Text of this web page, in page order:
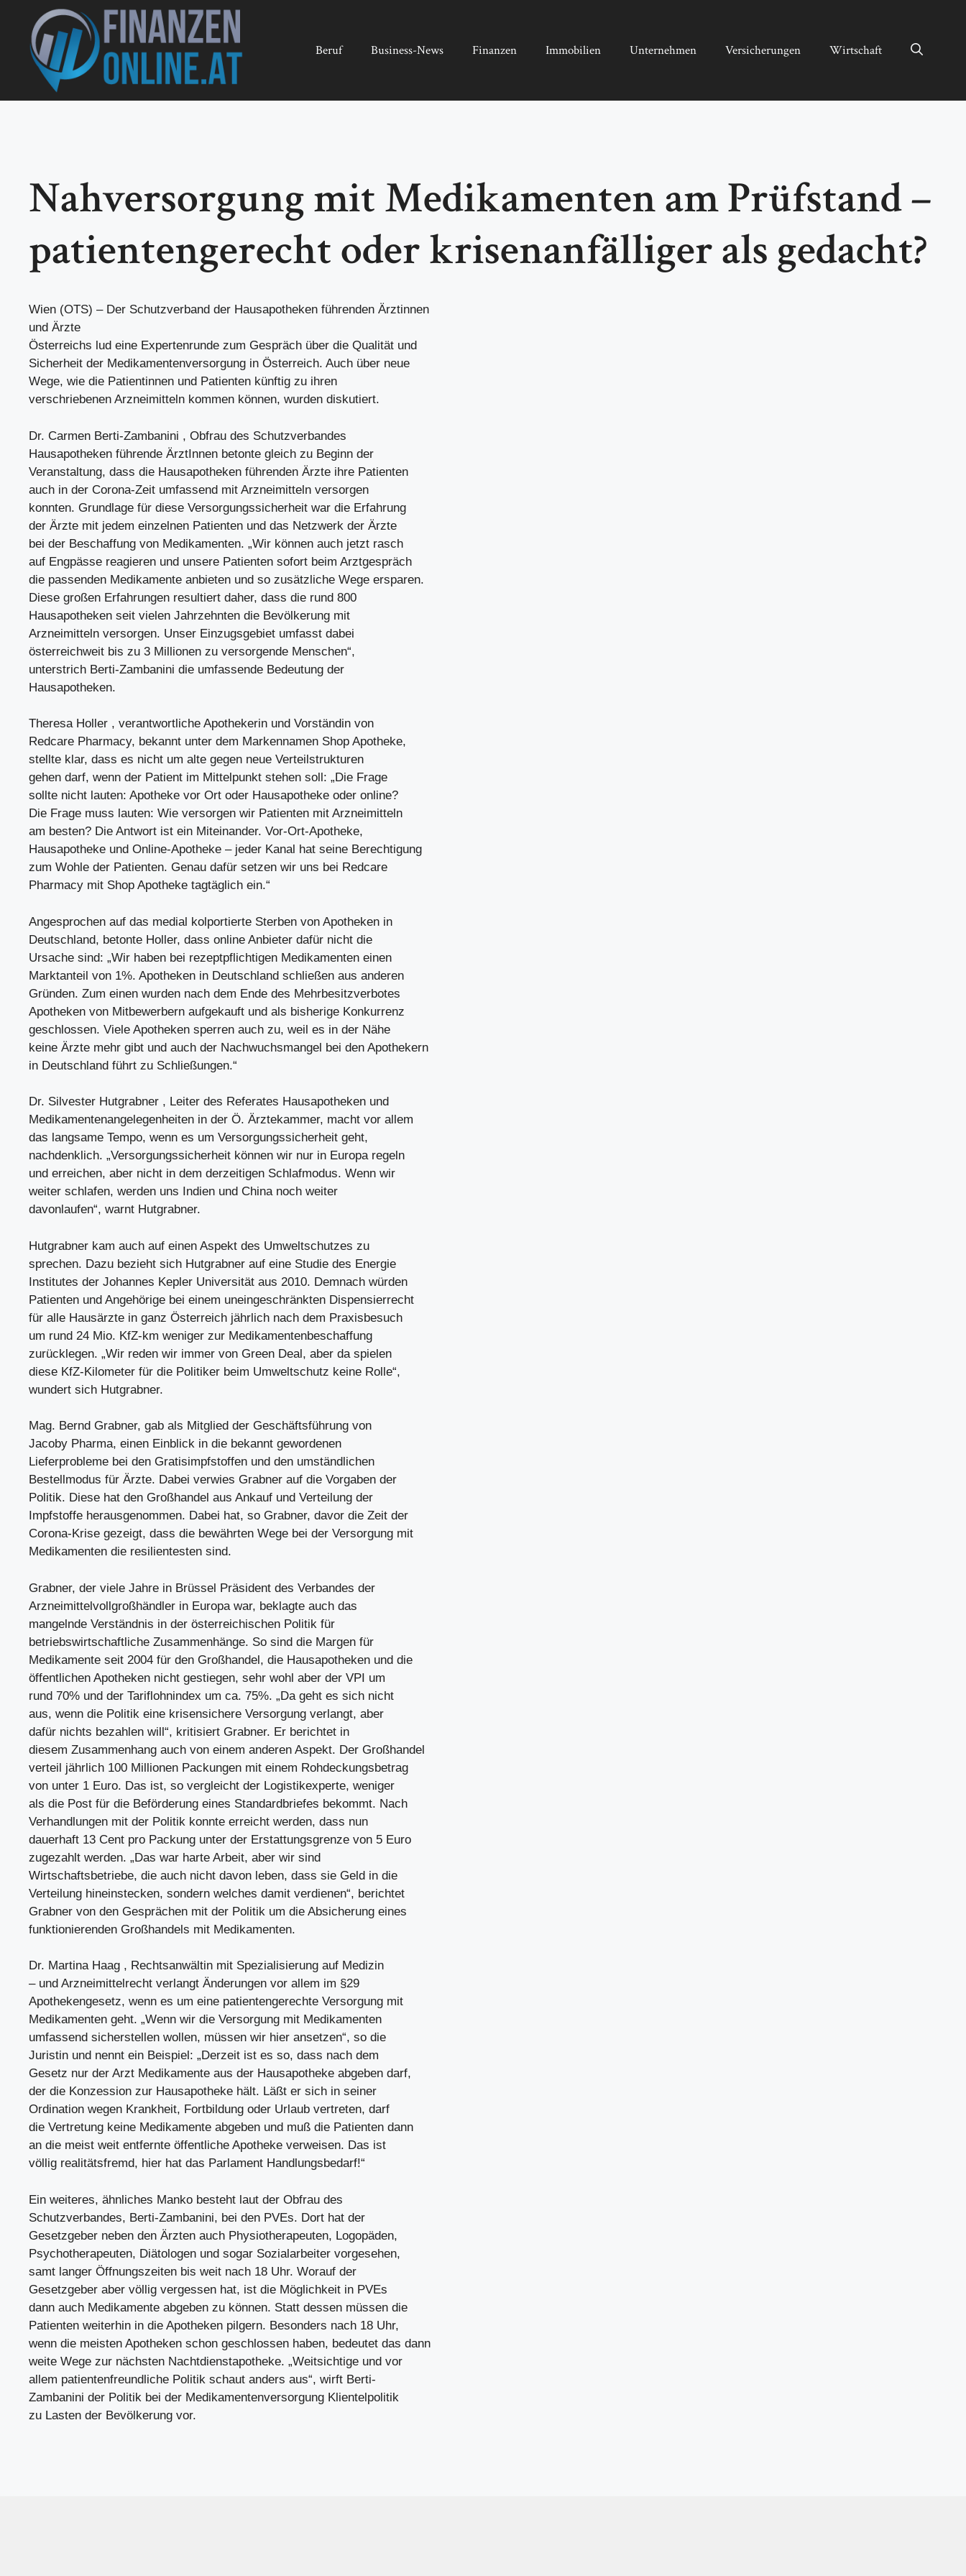
springen
Beruf Business-News Finanzen Immobilien Unternehmen Versicherungen Wirtschaft
Nahversorgung mit Medikamenten am Prüfstand –
patientengerecht oder krisenanfälliger als gedacht?
Wien (OTS) – Der Schutzverband der Hausapotheken führenden Ärztinnen
und Ärzte
Österreichs lud eine Expertenrunde zum Gespräch über die Qualität und
Sicherheit der Medikamentenversorgung in Österreich. Auch über neue
Wege, wie die Patientinnen und Patienten künftig zu ihren
verschriebenen Arzneimitteln kommen können, wurden diskutiert.
Dr. Carmen Berti-Zambanini , Obfrau des Schutzverbandes
Hausapotheken führende ÄrztInnen betonte gleich zu Beginn der
Veranstaltung, dass die Hausapotheken führenden Ärzte ihre Patienten
auch in der Corona-Zeit umfassend mit Arzneimitteln versorgen
konnten. Grundlage für diese Versorgungssicherheit war die Erfahrung
der Ärzte mit jedem einzelnen Patienten und das Netzwerk der Ärzte
bei der Beschaffung von Medikamenten. „Wir können auch jetzt rasch
auf Engpässe reagieren und unsere Patienten sofort beim Arztgespräch
die passenden Medikamente anbieten und so zusätzliche Wege ersparen.
Diese großen Erfahrungen resultiert daher, dass die rund 800
Hausapotheken seit vielen Jahrzehnten die Bevölkerung mit
Arzneimitteln versorgen. Unser Einzugsgebiet umfasst dabei
österreichweit bis zu 3 Millionen zu versorgende Menschen“,
unterstrich Berti-Zambanini die umfassende Bedeutung der
Hausapotheken.
Theresa Holler , verantwortliche Apothekerin und Vorständin von
Redcare Pharmacy, bekannt unter dem Markennamen Shop Apotheke,
stellte klar, dass es nicht um alte gegen neue Verteilstrukturen
gehen darf, wenn der Patient im Mittelpunkt stehen soll: „Die Frage
sollte nicht lauten: Apotheke vor Ort oder Hausapotheke oder online?
Die Frage muss lauten: Wie versorgen wir Patienten mit Arzneimitteln
am besten? Die Antwort ist ein Miteinander. Vor-Ort-Apotheke,
Hausapotheke und Online-Apotheke – jeder Kanal hat seine Berechtigung
zum Wohle der Patienten. Genau dafür setzen wir uns bei Redcare
Pharmacy mit Shop Apotheke tagtäglich ein.“
Angesprochen auf das medial kolportierte Sterben von Apotheken in
Deutschland, betonte Holler, dass online Anbieter dafür nicht die
Ursache sind: „Wir haben bei rezeptpflichtigen Medikamenten einen
Marktanteil von 1%. Apotheken in Deutschland schließen aus anderen
Gründen. Zum einen wurden nach dem Ende des Mehrbesitzverbotes
Apotheken von Mitbewerbern aufgekauft und als bisherige Konkurrenz
geschlossen. Viele Apotheken sperren auch zu, weil es in der Nähe
keine Ärzte mehr gibt und auch der Nachwuchsmangel bei den Apothekern
in Deutschland führt zu Schließungen.“
Dr. Silvester Hutgrabner , Leiter des Referates Hausapotheken und
Medikamentenangelegenheiten in der Ö. Ärztekammer, macht vor allem
das langsame Tempo, wenn es um Versorgungssicherheit geht,
nachdenklich. „Versorgungssicherheit können wir nur in Europa regeln
und erreichen, aber nicht in dem derzeitigen Schlafmodus. Wenn wir
weiter schlafen, werden uns Indien und China noch weiter
davonlaufen“, warnt Hutgrabner.
Hutgrabner kam auch auf einen Aspekt des Umweltschutzes zu
sprechen. Dazu bezieht sich Hutgrabner auf eine Studie des Energie
Institutes der Johannes Kepler Universität aus 2010. Demnach würden
Patienten und Angehörige bei einem uneingeschränkten Dispensierrecht
für alle Hausärzte in ganz Österreich jährlich nach dem Praxisbesuch
um rund 24 Mio. KfZ-km weniger zur Medikamentenbeschaffung
zurücklegen. „Wir reden wir immer von Green Deal, aber da spielen
diese KfZ-Kilometer für die Politiker beim Umweltschutz keine Rolle“,
wundert sich Hutgrabner.
Mag. Bernd Grabner, gab als Mitglied der Geschäftsführung von
Jacoby Pharma, einen Einblick in die bekannt gewordenen
Lieferprobleme bei den Gratisimpfstoffen und den umständlichen
Bestellmodus für Ärzte. Dabei verwies Grabner auf die Vorgaben der
Politik. Diese hat den Großhandel aus Ankauf und Verteilung der
Impfstoffe herausgenommen. Dabei hat, so Grabner, davor die Zeit der
Corona-Krise gezeigt, dass die bewährten Wege bei der Versorgung mit
Medikamenten die resilientesten sind.
Grabner, der viele Jahre in Brüssel Präsident des Verbandes der
Arzneimittelvollgroßhändler in Europa war, beklagte auch das
mangelnde Verständnis in der österreichischen Politik für
betriebswirtschaftliche Zusammenhänge. So sind die Margen für
Medikamente seit 2004 für den Großhandel, die Hausapotheken und die
öffentlichen Apotheken nicht gestiegen, sehr wohl aber der VPI um
rund 70% und der Tariflohnindex um ca. 75%. „Da geht es sich nicht
aus, wenn die Politik eine krisensichere Versorgung verlangt, aber
dafür nichts bezahlen will“, kritisiert Grabner. Er berichtet in
diesem Zusammenhang auch von einem anderen Aspekt. Der Großhandel
verteil jährlich 100 Millionen Packungen mit einem Rohdeckungsbetrag
von unter 1 Euro. Das ist, so vergleicht der Logistikexperte, weniger
als die Post für die Beförderung eines Standardbriefes bekommt. Nach
Verhandlungen mit der Politik konnte erreicht werden, dass nun
dauerhaft 13 Cent pro Packung unter der Erstattungsgrenze von 5 Euro
zugezahlt werden. „Das war harte Arbeit, aber wir sind
Wirtschaftsbetriebe, die auch nicht davon leben, dass sie Geld in die
Verteilung hineinstecken, sondern welches damit verdienen“, berichtet
Grabner von den Gesprächen mit der Politik um die Absicherung eines
funktionierenden Großhandels mit Medikamenten.
Dr. Martina Haag , Rechtsanwältin mit Spezialisierung auf Medizin
– und Arzneimittelrecht verlangt Änderungen vor allem im §29
Apothekengesetz, wenn es um eine patientengerechte Versorgung mit
Medikamenten geht. „Wenn wir die Versorgung mit Medikamenten
umfassend sicherstellen wollen, müssen wir hier ansetzen“, so die
Juristin und nennt ein Beispiel: „Derzeit ist es so, dass nach dem
Gesetz nur der Arzt Medikamente aus der Hausapotheke abgeben darf,
der die Konzession zur Hausapotheke hält. Läßt er sich in seiner
Ordination wegen Krankheit, Fortbildung oder Urlaub vertreten, darf
die Vertretung keine Medikamente abgeben und muß die Patienten dann
an die meist weit entfernte öffentliche Apotheke verweisen. Das ist
völlig realitätsfremd, hier hat das Parlament Handlungsbedarf!“
Ein weiteres, ähnliches Manko besteht laut der Obfrau des
Schutzverbandes, Berti-Zambanini, bei den PVEs. Dort hat der
Gesetzgeber neben den Ärzten auch Physiotherapeuten, Logopäden,
Psychotherapeuten, Diätologen und sogar Sozialarbeiter vorgesehen,
samt langer Öffnungszeiten bis weit nach 18 Uhr. Worauf der
Gesetzgeber aber völlig vergessen hat, ist die Möglichkeit in PVEs
dann auch Medikamente abgeben zu können. Statt dessen müssen die
Patienten weiterhin in die Apotheken pilgern. Besonders nach 18 Uhr,
wenn die meisten Apotheken schon geschlossen haben, bedeutet das dann
weite Wege zur nächsten Nachtdienstapotheke. „Weitsichtige und vor
allem patientenfreundliche Politik schaut anders aus“, wirft Berti-
Zambanini der Politik bei der Medikamentenversorgung Klientelpolitik
zu Lasten der Bevölkerung vor.